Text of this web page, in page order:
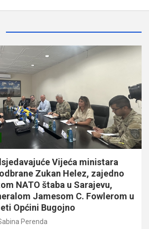
Vijeća ministara
Zukan Helez, zajedno
NATO štaba u Sarajevu,
Jamesom C. Fowlerom u
Općini Bugojno
Perenda